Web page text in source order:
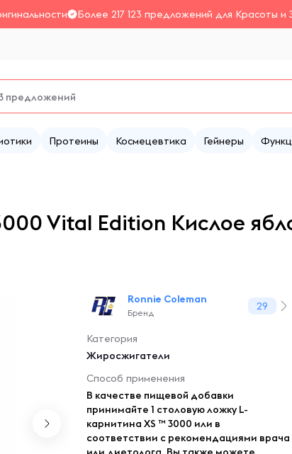
Более 217 123 предложений для Красоты и
Протеины Космецевтика Гейнеры
Vital Edition Кислое
Ronnie Coleman
Бренд
29
Категория
Жиросжигатели
Способ применения
В качестве пищевой добавки
принимайте 1 столовую ложку L-
карнитина XS ™ 3000 или в
соответствии с рекомендациями врача